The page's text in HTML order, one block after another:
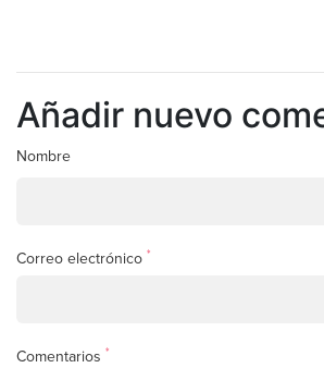
Añadir nuevo
Nombre
Correo electrónico *
Comentarios *